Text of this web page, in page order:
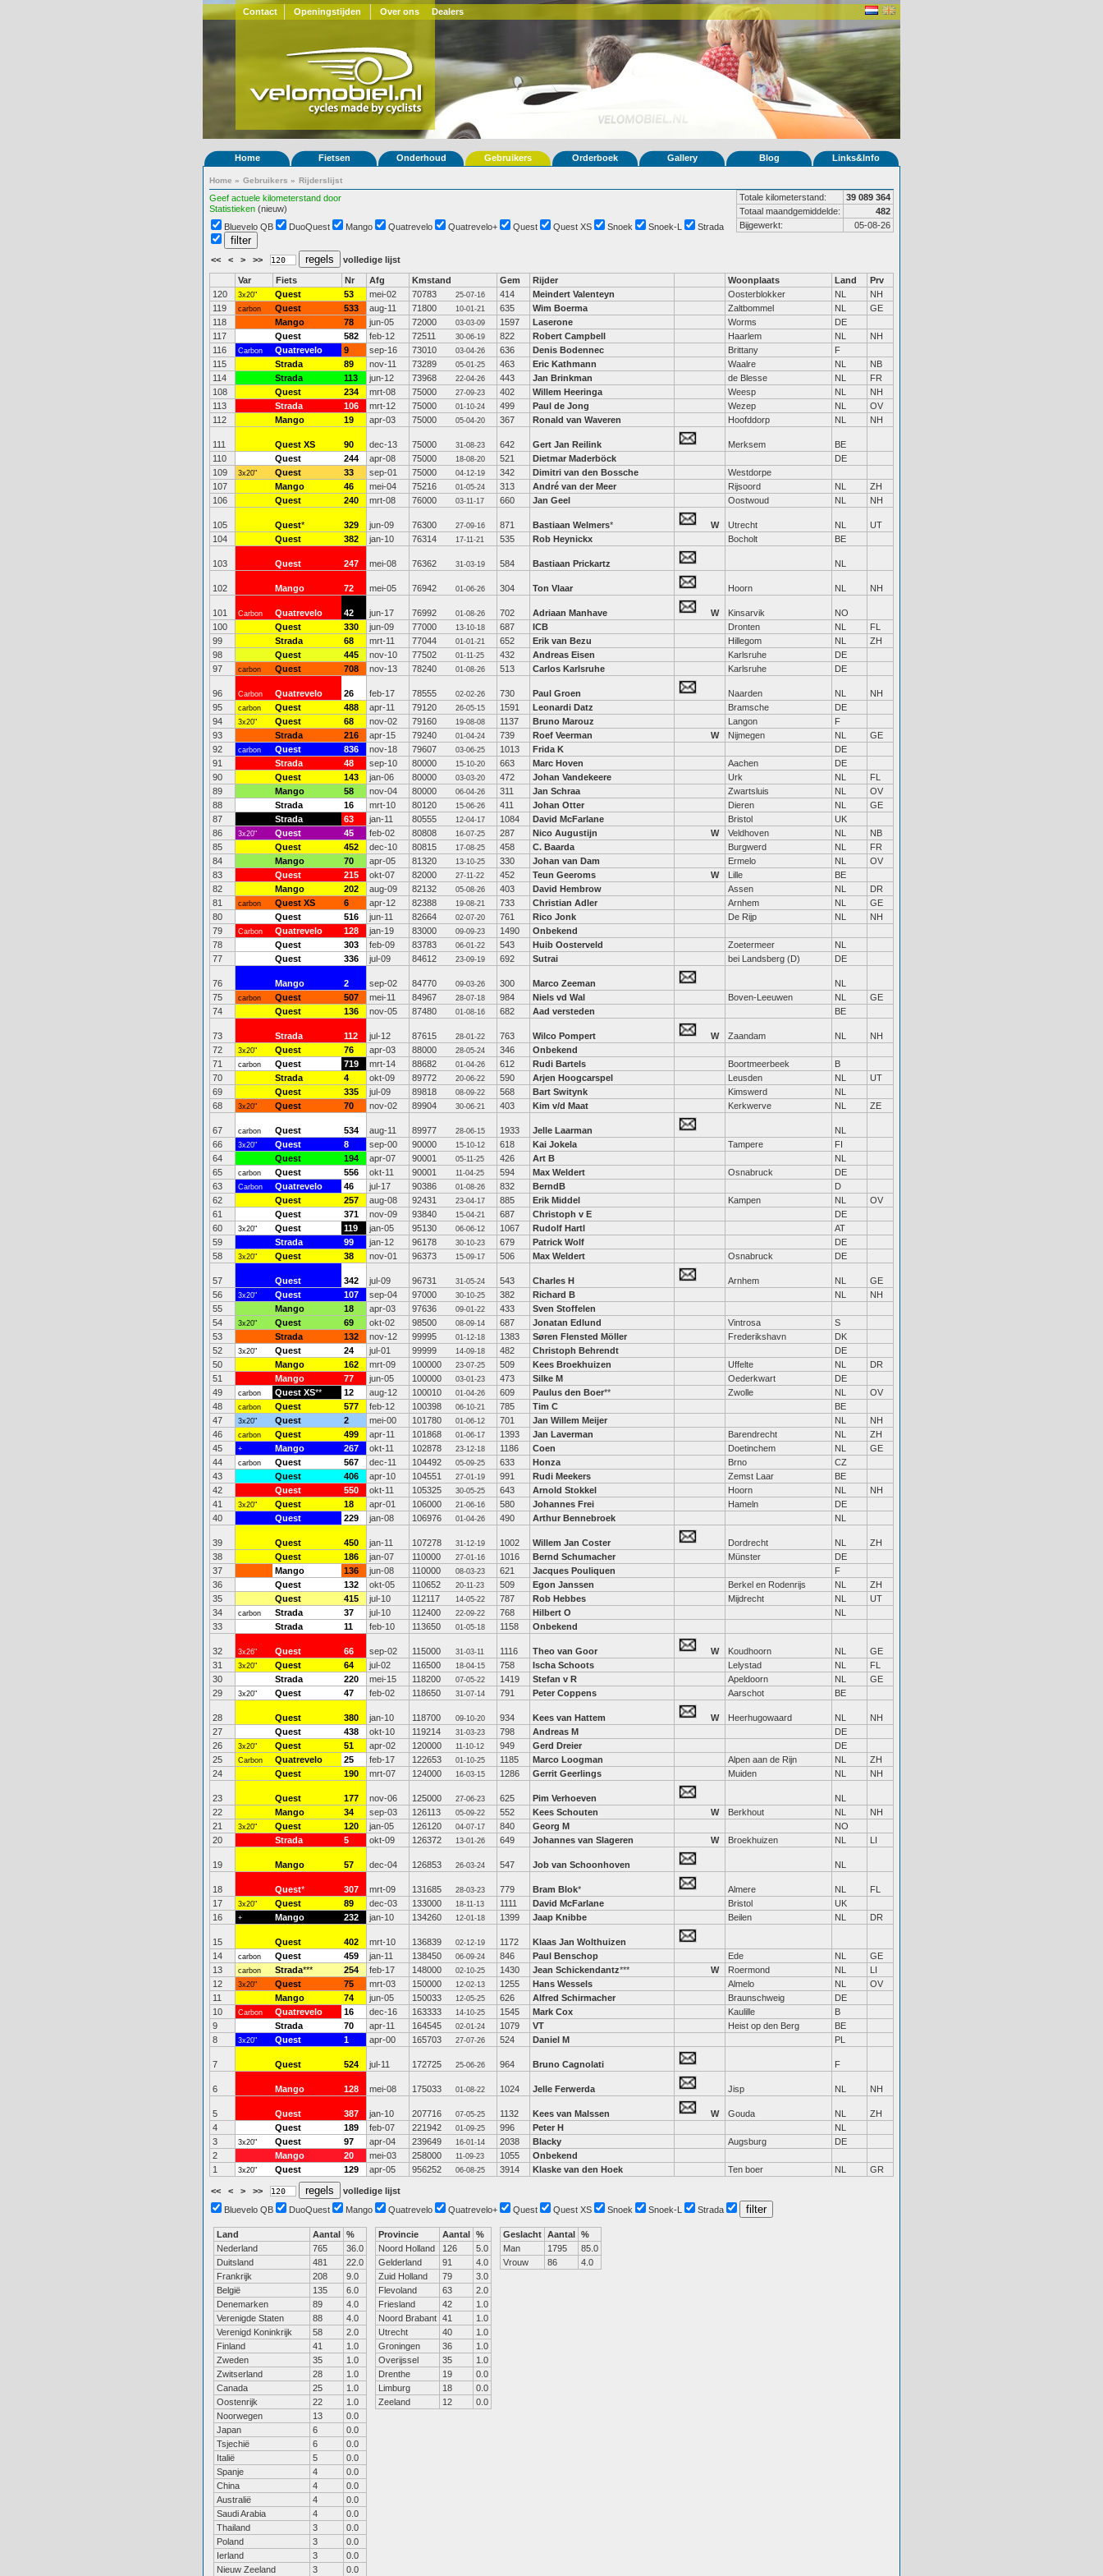
Contact Openingstijden Over ons Dealers
Home Fietsen Onderhoud Gebruikers Orderboek Gallery Blog Links&Info
Home » Gebruikers » Rijderslijst
Geef actuele kilometerstand door
Statistieken (nieuw)
Totale kilometerstand:
39 089 364
Totaal maandgemiddelde:
482
Bijgewerkt:
05-08-26
Bluevelo QB DuoQuest Mango Quatrevelo Quatrevelo+ Quest Quest XS Snoek Snoek-L Strada
<< < > >> volledige lijst
Var Fiets Nr Afg Kmstand Gem Rijder Woonplaats Land
Prv
120
3x20" Quest 53 mei-02 70783 25-07-16 414 Meindert Valenteyn Oosterblokker NL
NH
119
carbon Quest 533 aug-11 71800 10-01-21 635 Wim Boerma Zaltbommel NL
GE
118
Mango 78 jun-05 72000 03-03-09 1597 Laserone Worms
DE
117
Quest 582 feb-12 72511 30-06-19 822 Robert Campbell Haarlem NL
NH
116
Carbon Quatrevelo 9 sep-16 73010 03-04-26 636 Denis Bodennec Brittany
F
115
Strada 89 nov-11 73289 05-01-25 463 Eric Kathmann Waalre NL
NB
114
Strada 113 jun-12 73968 22-04-26 443 Jan Brinkman de Blesse NL
FR
108
Quest 234 mrt-08 75000 27-09-23 402 Willem Heeringa Weesp NL
NH
113
Strada 106 mrt-12 75000 01-10-24 499 Paul de Jong Wezep NL
OV
112
Mango 19 apr-03 75000 05-04-20 367 Ronald van Waveren Hoofddorp NL NH
111 Quest XS 90 dec-13 75000 31-08-23 642 Gert Jan Reilink Merksem
BE
110
Quest 244 apr-08 75000 18-08-20 521 Dietmar Maderböck
DE
109
3x20" Quest 33 sep-01 75000 04-12-19 342 Dimitri van den Bossche
Westdorpe
107
Mango 46 mei-04 75216 01-05-24 313 André van der Meer Rijsoord NL
ZH
106
Quest 240 mrt-08 76000 03-11-17 660 Jan Geel Oostwoud NL NH
105 Quest* 329 jun-09 76300 27-09-16 871 Bastiaan Welmers* W Utrecht NL
UT
104
Quest 382 jan-10 76314 17-11-21 535 Rob Heynickx Bocholt BE
103 Quest 247 mei-08 76362 31-03-19 584 Bastiaan Prickartz NL
102 Mango 72 mei-05 76942 01-06-26 304 Ton Vlaar Hoorn NL NH
101 Carbon Quatrevelo 42 jun-17 76992 01-08-26 702 Adriaan Manhave W Kinsarvik
NO
100
Quest 330 jun-09 77000 13-10-18 687 ICB Dronten NL
FL
99
Strada 68 mrt-11 77044 01-01-21 652 Erik van Bezu Hillegom NL
ZH
98
Quest 445 nov-10 77502 01-11-25 432 Andreas Eisen Karlsruhe
DE
97
carbon Quest 708 nov-13 78240 01-08-26 513 Carlos Karlsruhe Karlsruhe DE
96 Carbon Quatrevelo 26 feb-17 78555 02-02-26 730 Paul Groen Naarden NL
NH
95
carbon Quest 488 apr-11 79120 26-05-15 1591 Leonardi Datz Bramsche
DE
94
3x20" Quest 68 nov-02 79160 19-08-08 1137 Bruno Marouz Langon
F
93
Strada 216 apr-15 79240 01-04-24 739 Roef Veerman W Nijmegen NL
GE
92
carbon Quest 836 nov-18 79607 03-06-25 1013 Frida K
DE
91
Strada 48 sep-10 80000 15-10-20 663 Marc Hoven Aachen
DE
90
Quest 143 jan-06 80000 03-03-20 472 Johan Vandekeere Urk NL
FL
89
Mango 58 nov-04 80000 06-04-26 311 Jan Schraa Zwartsluis NL
OV
88
Strada 16 mrt-10 80120 15-06-26 411 Johan Otter Dieren NL
GE
87
Strada 63 jan-11 80555 12-04-17 1084 David McFarlane Bristol
UK
86
3x20" Quest 45 feb-02 80808 16-07-25 287 Nico Augustijn W Veldhoven NL
NB
85
Quest 452 dec-10 80815 17-08-25 458 C. Baarda Burgwerd NL
FR
84
Mango 70 apr-05 81320 13-10-25 330 Johan van Dam Ermelo NL
OV
83
Quest 215 okt-07 82000 27-11-22 452 Teun Geeroms W Lille
BE
82
Mango 202 aug-09 82132 05-08-26 403 David Hembrow Assen NL
DR
81
carbon Quest XS 6 apr-12 82388 19-08-21 733 Christian Adler Arnhem NL
GE
80
Quest 516 jun-11 82664 02-07-20 761 Rico Jonk De Rijp NL
NH
79
Carbon Quatrevelo 128 jan-19 83000 09-09-23 1490
Onbekend
78
Quest 303 feb-09 83783 06-01-22 543 Huib Oosterveld Zoetermeer
NL
77
Quest 336 jul-09 84612 23-09-19 692 Sutrai bei Landsberg (D) DE
76 Mango 2 sep-02 84770 09-03-26 300 Marco Zeeman
NL
75
carbon Quest 507 mei-11 84967 28-07-18 984 Niels vd Wal Boven-Leeuwen NL
GE
74
Quest 136 nov-05 87480 01-08-16 682 Aad versteden BE
73 Strada 112 jul-12 87615 28-01-22 763 Wilco Pompert W Zaandam NL
NH
72
3x20" Quest 76 apr-03 88000 28-05-24 346
Onbekend
71
carbon Quest 719 mrt-14 88682 01-04-26 612 Rudi Bartels Boortmeerbeek
B
70
Strada 4 okt-09 89772 20-06-22 590 Arjen Hoogcarspel Leusden NL
UT
69
Quest 335 jul-09 89818 08-09-22 568 Bart Switynk Kimswerd
NL
68
3x20" Quest 70 nov-02 89904 30-06-21 403 Kim v/d Maat Kerkwerve NL ZE
67 carbon Quest 534 aug-11 89977 28-06-15 1933 Jelle Laarman
NL
66
3x20" Quest 8 sep-00 90000 15-10-12 618 Kai Jokela Tampere
FI
64
Quest 194 apr-07 90001 05-11-25 426 Art B
NL
65
carbon Quest 556 okt-11 90001 11-04-25 594 Max Weldert Osnabruck
DE
63
Carbon Quatrevelo 46 jul-17 90386 01-08-26 832 BerndB
D
62
Quest 257 aug-08 92431 23-04-17 885 Erik Middel Kampen NL
OV
61
Quest 371 nov-09 93840 15-04-21 687 Christoph v E
DE
60
3x20" Quest 119 jan-05 95130 06-06-12 1067 Rudolf Hartl
AT
59
Strada 99 jan-12 96178 30-10-23 679 Patrick Wolf
DE
58
3x20" Quest 38 nov-01 96373 15-09-17 506 Max Weldert Osnabruck DE
57 Quest 342 jul-09 96731 31-05-24 543 Charles H Arnhem NL
GE
56
3x20" Quest 107 sep-04 97000 30-10-25 382 Richard B NL
NH
55
Mango 18 apr-03 97636 09-01-22 433
Sven Stoffelen
54
3x20" Quest 69 okt-02 98500 08-09-14 687 Jonatan Edlund Vintrosa
S
53
Strada 132 nov-12 99995 01-12-18 1383 Søren Flensted Möller Frederikshavn
DK
52
3x20" Quest 24 jul-01 99999 14-09-18 482 Christoph Behrendt
DE
50
Mango 162 mrt-09 100000 23-07-25 509 Kees Broekhuizen Uffelte NL
DR
51
Mango 77 jun-05 100000 03-01-23 473 Silke M Oederkwart
DE
49
carbon Quest XS** 12 aug-12 100010 01-04-26 609 Paulus den Boer** Zwolle NL
OV
48
carbon Quest 577 feb-12 100398 06-10-21 785 Tim C
BE
47
3x20" Quest 2 mei-00 101780 01-06-12 701 Jan Willem Meijer NL
NH
46
carbon Quest 499 apr-11 101868 01-06-17 1393 Jan Laverman Barendrecht NL
ZH
45
+ Mango 267 okt-11 102878 23-12-18 1186 Coen Doetinchem NL
GE
44
carbon Quest 567 dec-11 104492 05-09-25 633 Honza Brno
CZ
43
Quest 406 apr-10 104551 27-01-19 991 Rudi Meekers Zemst Laar
BE
42
Quest 550 okt-11 105325 30-05-25 643 Arnold Stokkel Hoorn NL
NH
41
3x20" Quest 18 apr-01 106000 21-06-16 580 Johannes Frei Hameln
DE
40
Quest 229 jan-08 106976 01-04-26 490 Arthur Bennebroek NL
39 Quest 450 jan-11 107278 31-12-19 1002 Willem Jan Coster Dordrecht NL
ZH
38
Quest 186 jan-07 110000 27-01-16 1016 Bernd Schumacher Münster
DE
37
Mango 136 jun-08 110000 08-03-23 621 Jacques Pouliquen
F
36
Quest 132 okt-05 110652 20-11-23 509 Egon Janssen Berkel en Rodenrijs NL
ZH
35
Quest 415 jul-10 112117 14-05-22 787 Rob Hebbes Mijdrecht NL
UT
34
carbon Strada 37 jul-10 112400 22-09-22 768 Hilbert O
NL
33
Strada 11 feb-10 113650 01-05-18 1158 Onbekend
32 3x26" Quest 66 sep-02 115000 31-03-11 1116 Theo van Goor W Koudhoorn NL
GE
31
3x20" Quest 64 jul-02 116500 18-04-15 758 Ischa Schoots Lelystad NL
FL
30
Strada 220 mei-15 118200 07-05-22 1419 Stefan v R Apeldoorn NL
GE
29
3x20" Quest 47 feb-02 118650 31-07-14 791 Peter Coppens Aarschot BE
28 Quest 380 jan-10 118700 09-10-20 934 Kees van Hattem W Heerhugowaard NL
NH
27
Quest 438 okt-10 119214 31-03-23 798 Andreas M
DE
26
3x20" Quest 51 apr-02 120000 11-10-12 949 Gerd Dreier
DE
25
Carbon Quatrevelo 25 feb-17 122653 01-10-25 1185 Marco Loogman Alpen aan de Rijn NL
ZH
24
Quest 190 mrt-07 124000 16-03-15 1286 Gerrit Geerlings Muiden NL NH
23 Quest 177 nov-06 125000 27-06-23 625 Pim Verhoeven
NL
22
Mango 34 sep-03 126113 05-09-22 552 Kees Schouten W Berkhout NL
NH
21
3x20" Quest 120 jan-05 126120 04-07-17 840 Georg M
NO
20
Strada 5 okt-09 126372 13-01-26 649 Johannes van Slageren W Broekhuizen NL LI
19 Mango 57 dec-04 126853 26-03-24 547 Job van Schoonhoven NL
18 Quest* 307 mrt-09 131685 28-03-23 779 Bram Blok* Almere NL
FL
17
3x20" Quest 89 dec-03 133000 18-11-13 1111 David McFarlane Bristol
UK
16
+ Mango 232 jan-10 134260 12-01-18 1399 Jaap Knibbe Beilen NL DR
15 Quest 402 mrt-10 136839 02-12-19 1172
Klaas Jan Wolthuizen
14
carbon Quest 459 jan-11 138450 06-09-24 846 Paul Benschop Ede NL
GE
13
carbon Strada*** 254 feb-17 148000 02-10-25 1430 Jean Schickendantz*** W Roermond NL
LI
12
3x20" Quest 75 mrt-03 150000 12-02-13 1255 Hans Wessels Almelo NL
OV
11
Mango 74 jun-05 150033 12-05-25 626 Alfred Schirmacher Braunschweig
DE
10
Carbon Quatrevelo 16 dec-16 163333 14-10-25 1545 Mark Cox Kaulille
B
9
Strada 70 apr-11 164545 02-01-24 1079 VT Heist op den Berg
BE
8
3x20" Quest 1 apr-00 165703 27-07-26 524 Daniel M PL
7 Quest 524 jul-11 172725 25-06-26 964 Bruno Cagnolati F
6 Mango 128 mei-08 175033 01-08-22 1024 Jelle Ferwerda Jisp NL NH
5 Quest 387 jan-10 207716 07-05-25 1132 Kees van Malssen W Gouda NL
ZH
4
Quest 189 feb-07 221942 01-09-25 996 Peter H
NL
3
3x20" Quest 97 apr-04 239649 16-01-14 2038 Blacky Augsburg
DE
2
Mango 20 mei-03 258000 11-09-23 1055
Onbekend
1
3x20" Quest 129 apr-05 956252 06-08-25 3914 Klaske van den Hoek Ten boer NL GR
<< < > >>
volledige lijst
Bluevelo QB
DuoQuest Mango Quatrevelo Quatrevelo+ Quest Quest XS Snoek Snoek-L Strada
Land Aantal %
Nederland
765
36.0
Duitsland
481
22.0
Frankrijk
208
9.0
België
135
6.0
Denemarken
89
4.0
Verenigde Staten
88
4.0
Verenigd Koninkrijk
58
2.0
Finland
41
1.0
Zweden
35
1.0
Zwitserland
28
1.0
Canada
25
1.0
Oostenrijk
22
1.0
Noorwegen
13
0.0
Japan
6
0.0
Tsjechië
6
0.0
Italië
5
0.0
Spanje
4
0.0
China
4
0.0
Australië
4
0.0
Saudi Arabia
4
0.0
Thailand
3
0.0
Poland
3
0.0
Ierland
3
0.0
Nieuw Zeeland
3 0.0
Provincie Aantal %
Noord Holland
126
5.0
Gelderland
91
4.0
Zuid Holland
79
3.0
Flevoland
63
2.0
Friesland
42
1.0
Noord Brabant 41
1.0
Utrecht
40
1.0
Groningen
36
1.0
Overijssel
35
1.0
Drenthe
19
0.0
Limburg
18
0.0
Zeeland
12 0.0
Geslacht Aantal %
Man
1795
85.0
Vrouw
86 4.0